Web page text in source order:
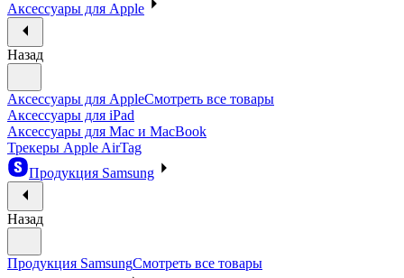
Аксессуары для Apple
Назад
Аксессуары для AppleСмотреть все товары
Аксессуары для iPad
Аксессуары для Mac и MacBook
Трекеры Apple AirTag
Продукция Samsung
Назад
Продукция SamsungСмотреть все товары